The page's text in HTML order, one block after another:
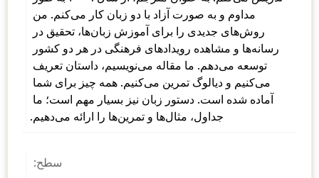
جداول، مثال‌ها و تمرین‌ها را ارائه می‌دهیم.
سطح: